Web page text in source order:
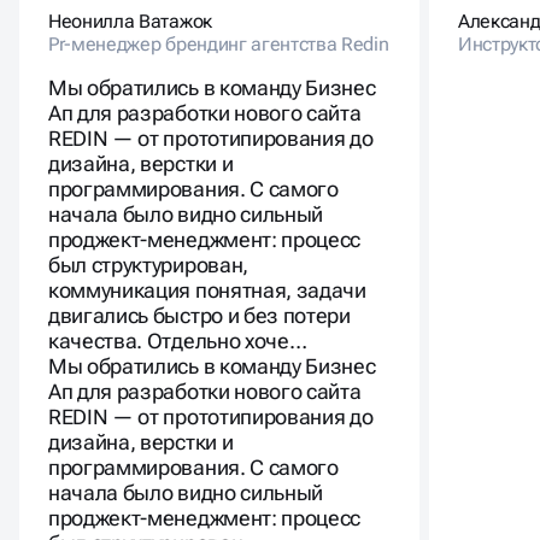
Неонилла Ватажок
Pr-менеджер брендинг агентства Redin
Мы обратились в команду Бизнес
Ап для разработки нового сайта
REDIN — от прототипирования до
дизайна, верстки и
программирования. С самого
начала было видно сильный
проджект-менеджмент: процесс
был структурирован,
коммуникация понятная, задачи
двигались быстро и без потери
качества. Отдельно хоче…
Мы обратились в команду Бизнес
Ап для разработки нового сайта
REDIN — от прототипирования до
дизайна, верстки и
программирования. С самого
начала было видно сильный
проджект-менеджмент: процесс